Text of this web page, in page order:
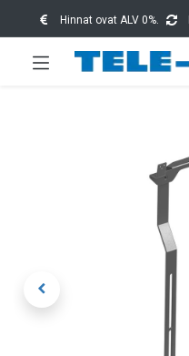
Hinnat ovat ALV 0%.